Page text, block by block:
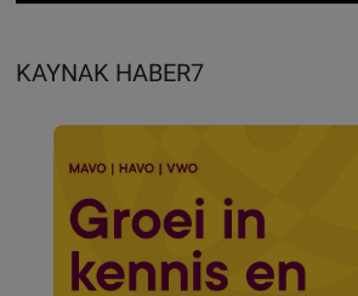
KAYNAK HABER7